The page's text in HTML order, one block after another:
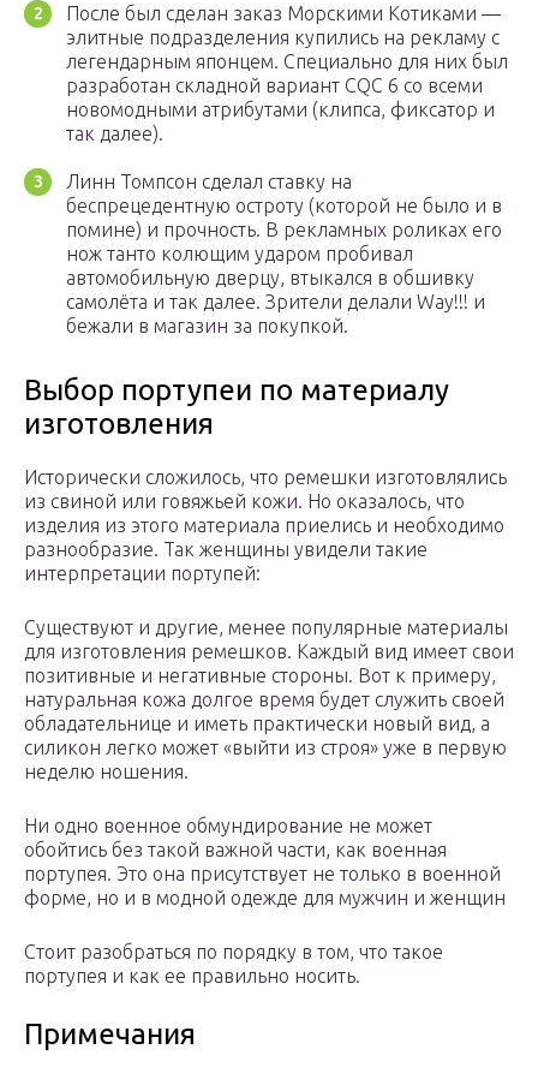
После был сделан заказ Морскими Котиками —
элитные подразделения купились на рекламу с
легендарным японцем. Специально для них был
разработан складной вариант CQC 6 со всеми
новомодными атрибутами (клипса, фиксатор и
так далее).
Линн Томпсон сделал ставку на
беспрецедентную остроту (которой не было и в
помине) и прочность. В рекламных роликах его
нож танто колющим ударом пробивал
автомобильную дверцу, втыкался в обшивку
самолёта и так далее. Зрители делали Way!!! и
бежали в магазин за покупкой.
Выбор портупеи по материалу
изготовления
Исторически сложилось, что ремешки изготовлялись
из свиной или говяжьей кожи. Но оказалось, что
изделия из этого материала приелись и необходимо
разнообразие. Так женщины увидели такие
интерпретации портупей:
Существуют и другие, менее популярные материалы
для изготовления ремешков. Каждый вид имеет свои
позитивные и негативные стороны. Вот к примеру,
натуральная кожа долгое время будет служить своей
обладательнице и иметь практически новый вид, а
силикон легко может «выйти из строя» уже в первую
неделю ношения.
Ни одно военное обмундирование не может
обойтись без такой важной части, как военная
портупея. Это она присутствует не только в военной
форме, но и в модной одежде для мужчин и женщин
Стоит разобраться по порядку в том, что такое
портупея и как ее правильно носить.
Примечания